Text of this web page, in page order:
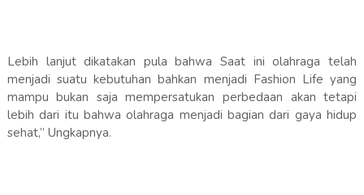
Lebih lanjut dikatakan pula bahwa Saat ini olahraga telah
menjadi suatu kebutuhan bahkan menjadi Fashion Life yang
mampu bukan saja mempersatukan perbedaan akan tetapi
lebih dari itu bahwa olahraga menjadi bagian dari gaya hidup
sehat,” Ungkapnya.